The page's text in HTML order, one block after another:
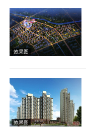
效果图
实景图